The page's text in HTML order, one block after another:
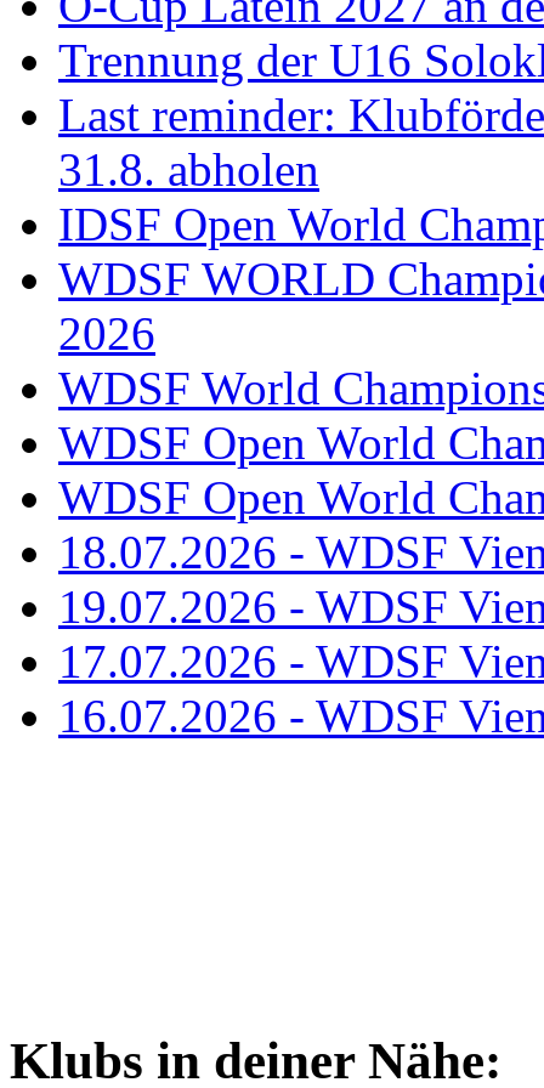
Trennung der U16
Last reminder:
31.8. abholen
IDSF Open World
WDSF WORLD
2026
WDSF World
WDSF Open World
WDSF Open World
18.07.2026 - WDSF
19.07.2026 - WDSF
17.07.2026 - WDSF
16.07.2026 - WDSF
Klubs in deiner Nähe: